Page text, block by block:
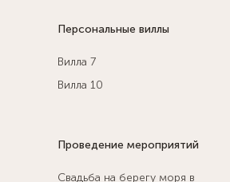
Персональные виллы
Вилла 7
Вилла 10
Проведение мероприятий
Свадьба на берегу моря в